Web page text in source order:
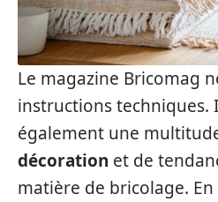
Le magazine Bricomag
instructions techniques.
également une
décoration et de
matière de bricolage.